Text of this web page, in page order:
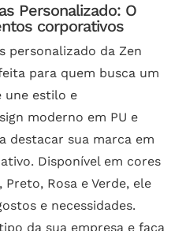
Personalizado: O
corporativos
personalizado da Zen
para quem busca um
une estilo e
moderno em PU e
destacar sua marca em
Disponível em cores
Rosa e Verde, ele
e necessidades.
da sua empresa e faça